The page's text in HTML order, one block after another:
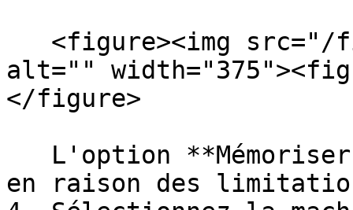
alt=""
</figure>
en raison des